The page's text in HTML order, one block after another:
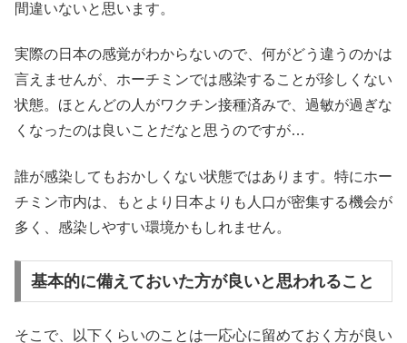
間違いないと思います。
実際の日本の感覚がわからないので、何がどう違うのかは
言えませんが、ホーチミンでは感染することが珍しくない
状態。ほとんどの人がワクチン接種済みで、過敏が過ぎな
くなったのは良いことだなと思うのですが…
誰が感染してもおかしくない状態ではあります。特にホー
チミン市内は、もとより日本よりも人口が密集する機会が
多く、感染しやすい環境かもしれません。
基本的に備えておいた方が良いと思われること
そこで、以下くらいのことは一応心に留めておく方が良い